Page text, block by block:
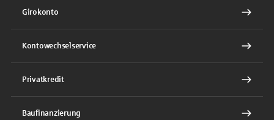
Girokonto
Kontowechselservice
Privatkredit
Baufinanzierung